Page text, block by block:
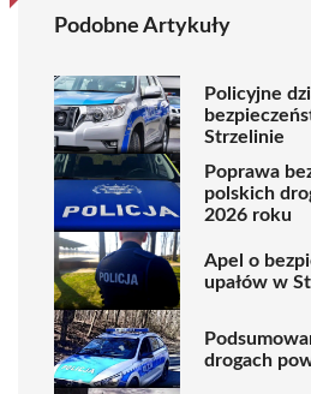
Podobne Artykuły
Policyjne
Strzelinie
Poprawa
polskich
2026 roku
Apel o
upałów w
drogach